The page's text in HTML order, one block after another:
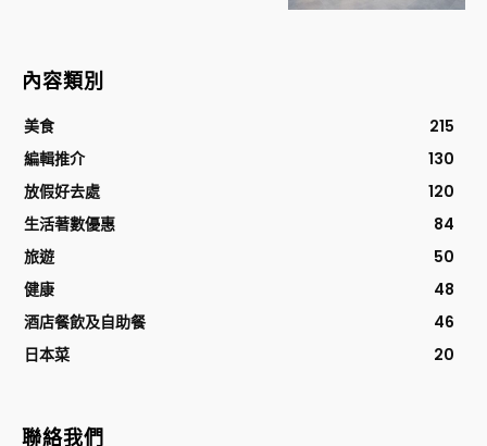
內容類別
美食
215
編輯推介
130
放假好去處
120
生活著數優惠
84
旅遊
50
健康
48
酒店餐飲及自助餐
46
日本菜
20
聯絡我們